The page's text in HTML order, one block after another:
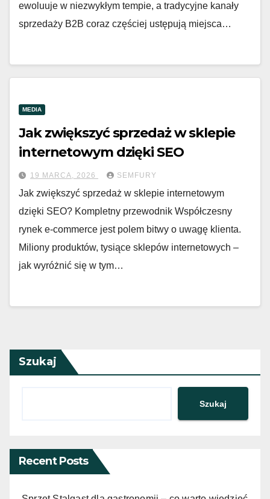
ewoluuje w niezwykłym tempie, a tradycyjne kanały
sprzedaży B2B coraz częściej ustępują miejsca…
MEDIA
Jak zwiększyć sprzedaż w sklepie
internetowym dzięki SEO
19 MARCA, 2026 SEMFURY
Jak zwiększyć sprzedaż w sklepie internetowym
dzięki SEO? Kompletny przewodnik Współczesny
rynek e-commerce jest polem bitwy o uwagę klienta.
Miliony produktów, tysiące sklepów internetowych –
jak wyróżnić się w tym…
Szukaj
Szukaj
Recent Posts